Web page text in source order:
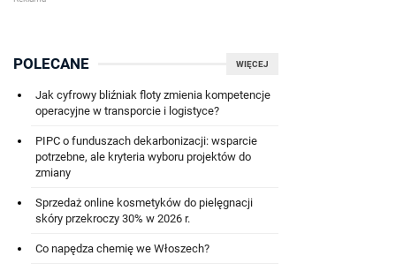
WIĘCEJ
POLECANE
Jak cyfrowy bliźniak floty zmienia kompetencje
operacyjne w transporcie i logistyce?
PIPC o funduszach dekarbonizacji: wsparcie
potrzebne, ale kryteria wyboru projektów do
zmiany
Sprzedaż online kosmetyków do pielęgnacji
skóry przekroczy 30% w 2026 r.
Co napędza chemię we Włoszech?